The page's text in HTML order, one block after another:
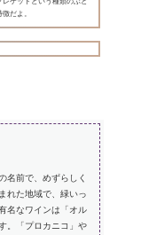
だよ。
名前で、めずらしく
れた地域で、緑いっ
名なワインは「オル
。「プロカニコ」や